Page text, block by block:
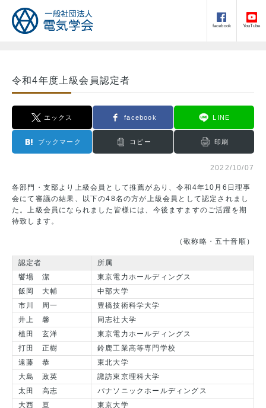
facebook YouTube
令和4年度上級会員認定者
エックス facebook LINE
ブックマーク コピー 印刷
2022/10/07
各部門・支部より上級会員として推薦があり、令和4年10月6日理事
会にて審議の結果、以下の48名の方が上級会員として認定されまし
た。上級会員になられました皆様には、今後ますますのご活躍を期
待致します。
（敬称略・五十音順）
認定者
所属
饗場 潔
東京電力ホールディングス
飯岡 大輔
中部大学
市川 周一
豊橋技術科学大学
井上 馨
同志社大学
植田 玄洋
東京電力ホールディングス
打田 正樹
鈴鹿工業高等専門学校
遠藤 恭
東北大学
大島 政英
諏訪東京理科大学
太田 高志
パナソニックホールディングス
大西 亘
東京大学